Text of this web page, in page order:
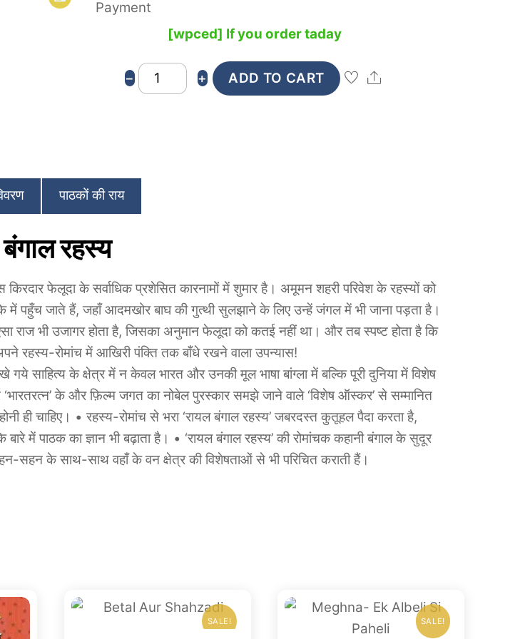
Payment
[wpced] If you order taday
− Royal
Bengal
+ ADD TO CART Share
पाठकों की राय
रहस्य
फेलूदा के सर्वाधिक प्रशेसित कारनामों में शुमार है। अमूमन शहरी परिवेश के रहस्यों को
पहुँच जाते हैं, जहाँ आदमखोर बाघ की गुत्थी सुलझाने के लिए उन्हें जंगल में भी जाना पड़ता है।
राज भी उजागर होता है, जिसका अनुमान फेलूदा को कतई नहीं था। और तब स्पष्ट होता है कि
रहस्य-रोमांच में आखिरी पंक्ति तक बाँधे रखने वाला उपन्यास!
साहित्‍य के क्षेत्र में न केवल भारत और उनकी मूल भाषा बांग्‍ला में बल्कि पूरी दुनिया में विशेष
के और फ़ि‍ल्‍म जगत का नोबेल पुरस्‍कार समझे जाने वाले ‘विशेष ऑस्‍कर’ से सम्‍मानित
ही चाहिए। • रहस्‍य-रोमांच से भरा ‘रायल बंगाल रहस्‍य’ जबरदस्‍त कुतूहल पैदा करता है,
में पाठक का ज्ञान भी बढ़ाता है। • ‘रायल बंगाल रहस्‍य’ की रोमांचक कहानी बंगाल के सुदूर
सहन के साथ-साथ वहाँ के वन क्षेत्र की विशेषताओं से भी परिचित कराती हैं।
SALE! SALE!